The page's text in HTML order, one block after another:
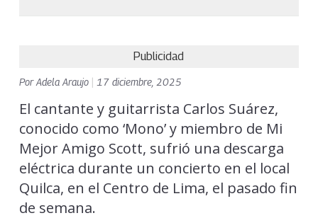
Publicidad
PorAdela Araujo 17 diciembre, 2025
El cantante y guitarrista Carlos Suárez,
conocido como ‘Mono’ y miembro de Mi
Mejor Amigo Scott, sufrió una descarga
eléctrica durante un concierto en el local
Quilca, en el Centro de Lima, el pasado fin
de semana.